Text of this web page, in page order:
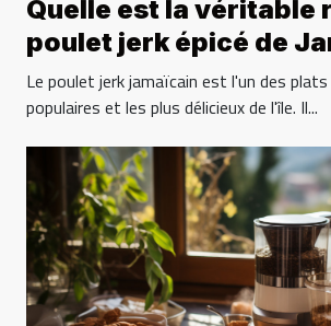
Quelle est la véritable
poulet jerk épicé de
Le poulet jerk jamaïcain est l'un des
populaires et les plus délicieux de l'île. Il...